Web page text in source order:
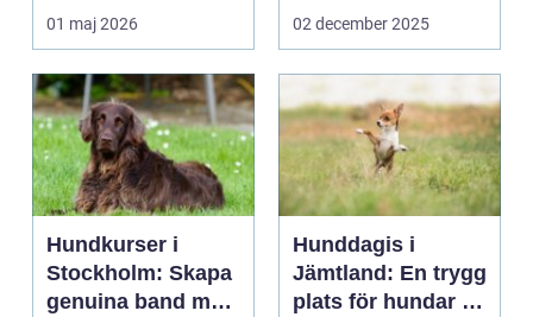
häststall. Runt
Uppsala, me...
01 maj 2026 02 december 2025
Hundkurser i
Stockholm: Skapa
genuina band med
Hunddagis i
Jämtland: En trygg
plats för hundar i